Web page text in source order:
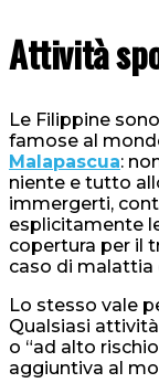
Attività
Le Filippine
famose al
Malapascua:
niente e tutto
immergerti,
esplicitamente
copertura per il
caso di malattia
Lo stesso vale
Qualsiasi
o “ad alto
aggiuntiva al